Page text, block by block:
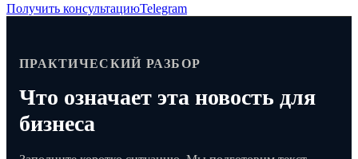
Получить консультациюTelegram
ПРАКТИЧЕСКИЙ РАЗБОР
Что означает эта новость для
бизнеса